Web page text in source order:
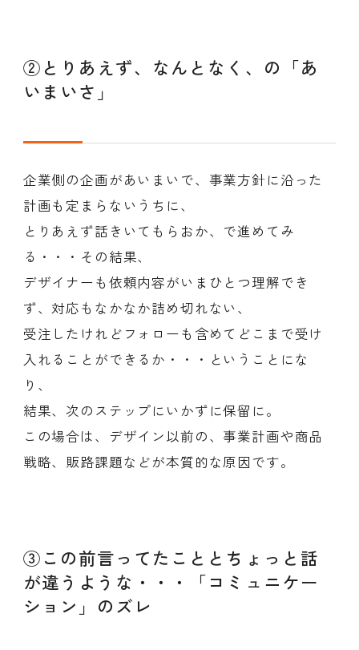
②とりあえず、なんとなく、の「あ
いまいさ」
企業側の企画があいまいで、事業方針に沿った
計画も定まらないうちに、
とりあえず話きいてもらおか、で進めてみ
る・・・その結果、
デザイナーも依頼内容がいまひとつ理解でき
ず、対応もなかなか詰め切れない、
受注したけれどフォローも含めてどこまで受け
入れることができるか・・・ということにな
り、
結果、次のステップにいかずに保留に。
この場合は、デザイン以前の、事業計画や商品
戦略、販路課題などが本質的な原因です。
③この前言ってたこととちょっと話
が違うような・・・「コミュニケー
ション」のズレ